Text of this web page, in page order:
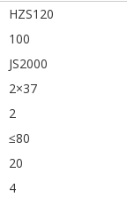
HZS120
100
JS2000
2×37
2
≤80
20
4